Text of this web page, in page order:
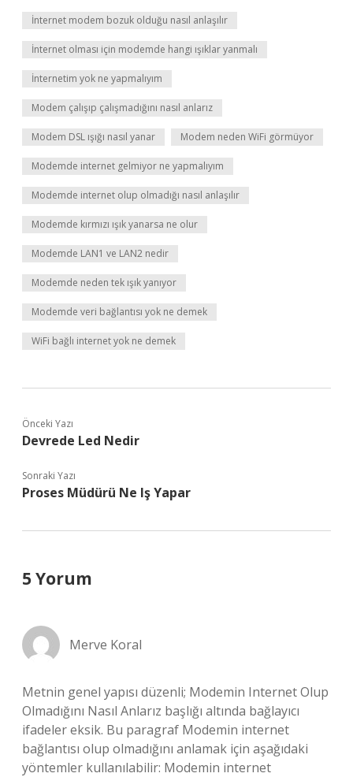
İnternet modem bozuk olduğu nasıl anlaşılır
İnternet olması için modemde hangi ışıklar yanmalı
İnternetim yok ne yapmalıyım
Modem çalışıp çalışmadığını nasıl anlarız
Modem DSL ışığı nasıl yanar Modem neden WiFi görmüyor
Modemde internet gelmiyor ne yapmalıyım
Modemde internet olup olmadığı nasıl anlaşılır
Modemde kırmızı ışık yanarsa ne olur
Modemde LAN1 ve LAN2 nedir
Modemde neden tek ışık yanıyor
Modemde veri bağlantısı yok ne demek
WiFi bağlı internet yok ne demek
Önceki Yazı
Devrede Led Nedir
Sonraki Yazı
Proses Müdürü Ne Iş Yapar
5 Yorum
Merve Koral
Metnin genel yapısı düzenli; Modemin Internet Olup
Olmadığını Nasıl Anlarız başlığı altında bağlayıcı
ifadeler eksik. Bu paragraf Modemin internet
bağlantısı olup olmadığını anlamak için aşağıdaki
yöntemler kullanılabilir: Modemin internet